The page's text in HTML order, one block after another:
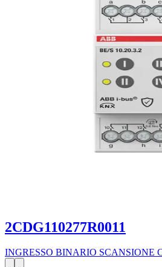
2CDG110277R0011
INGRESSO BINARIO SCANSIONE